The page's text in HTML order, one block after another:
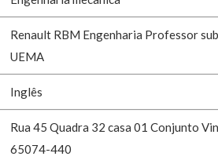
Renault RBM Engenharia Professor
UEMA
Inglês
Rua 45 Quadra 32 casa 01 Conjunto
65074-440